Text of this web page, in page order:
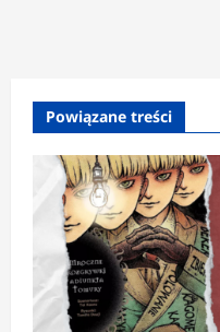
Powiązane treści